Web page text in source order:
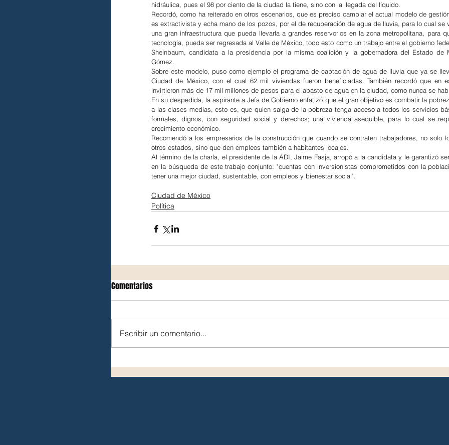
hidráulica, pues el 98 por ciento de la ciudad la tiene, sino con la llegada del líquido.
Recordó, como ha reiterado en otros escenarios, que es preciso cambiar el actual modelo de
es extractivista y echa mano de los pozos, por el de recuperación de agua de lluvia, para lo cual se
una gran infraestructura que pueda llevarla a grandes reservorios en la zona metropolitana, para
tecnología, pueda ser regresada al Valle de México, todo esto como un trabajo entre el gobierno
Sheinbaum, candidata a la presidencia por la misma coalición y la gobernadora del Estado de
Gómez.
Sobre este modelo, puso como ejemplo el programa de captación de agua de lluvia que ya se
Ciudad de México, con el cual 62 mil viviendas fueron beneficiadas. También recordó que en
invirtieron más de 17 mil millones de pesos para el abasto de agua en la ciudad, como nunca se
En su despedida, la aspirante a Jefa de Gobierno enfatizó que el gran objetivo es combatir la
a las clases medias, esto es, que quien salga de la pobreza tenga acceso a todos los servicios
formales, dignos, con seguridad social y derechos; una vivienda asequible, para lo cual se
crecimiento económico.
Recomendó a los empresarios de la construcción que cuando se contraten trabajadores, no solo
otros estados, sino que den empleos también a habitantes locales.
Al término de la charla, el presidente de la ADI, Jaime Fasja, arropó a la candidata y le garantizó
en la búsqueda de este trabajo conjunto: "cuentas con inversionistas comprometidos con la
tener una mejor ciudad, sustentable, con empleos y bienestar social".
Ciudad de México
Política
Comentarios
Escribir un comentario...